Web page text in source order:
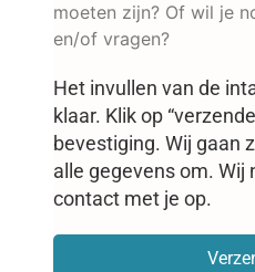
moeten zijn? Of wil je
en/of vragen?
Het invullen van de
klaar. Klik op
bevestiging. Wij gaan
alle gegevens om. Wij
contact met je op.